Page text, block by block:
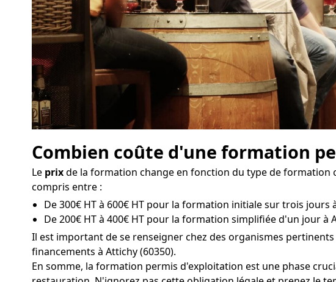
Combien coûte d'une formation
Le prixde la formation change en fonction du type de formation
compris entre :
De 300€ HT à 600€ HT pour la formation initiale sur trois jours
De 200€ HT à 400€ HT pour la formation simplifiée d'un jour à
Il est important de se renseigner chez des organismes
financements à Attichy (60350).
En somme, la formation permis d'exploitation est une phase